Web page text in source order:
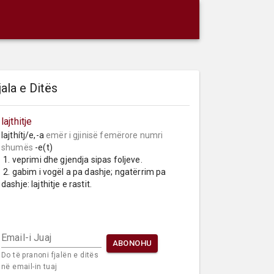
e Ditës
lajthitje
lajthítj/e,-a emër i gjinisë femërore numri
shumës -e(t)
2. gabim i vogël a pa dashje; ngatërrim pa
dashje: lajthitje e rastit.
Email-i Juaj
Do të pranoni fjalën e ditës
në email-in tuaj
ABONOHU